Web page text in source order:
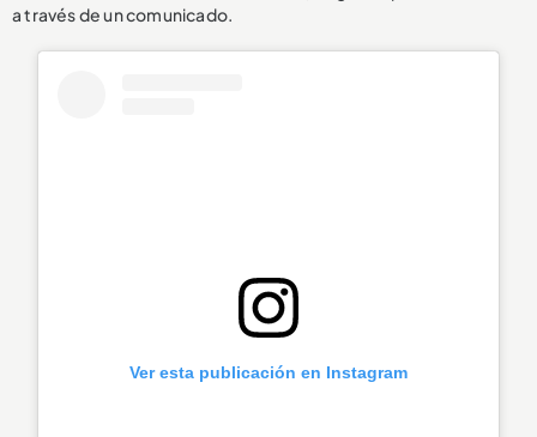
a través de un comunicado.
Ver esta publicación en Instagram